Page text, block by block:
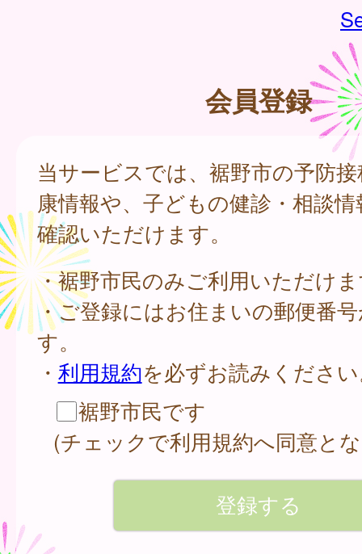
会員登録
当サービスでは、裾野市の予防
康情報や、子どもの健診・相談
確認いただけます。
・裾野市民のみご利用いただけ
・ご登録にはお住まいの郵便番
す。
・ 利用規約を必ずお読みくださ
裾野市民です
(チェックで利用規約へ同意と